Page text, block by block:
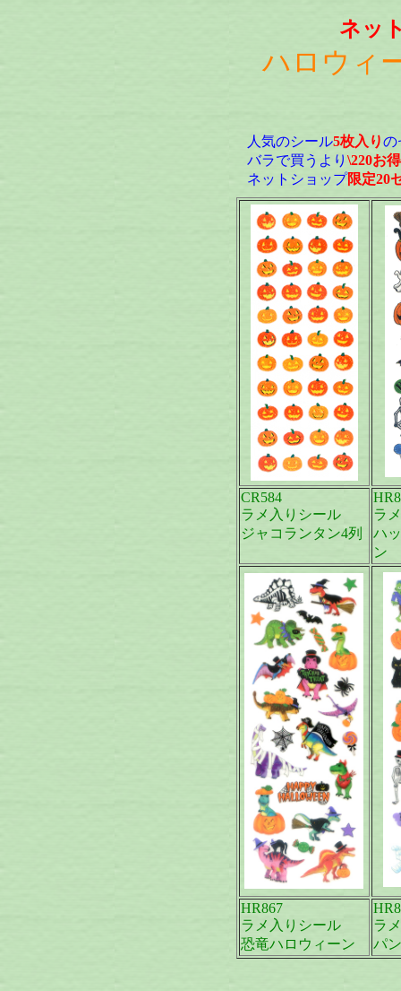
ネッ
ハロウィ
人気のシール5枚入りの
バラで買うより \220お得
ネットショップ限定20
CR584
ラメ入りシール
ジャコランタン4列
ラ
ハ
ン
HR867
ラメ入りシール
恐竜ハロウィーン
ラ
パ